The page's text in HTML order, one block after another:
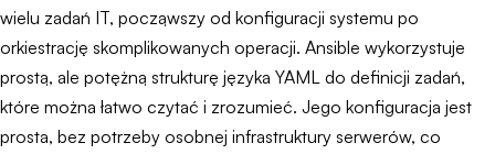
wielu zadań IT, począwszy od konfiguracji systemu po
orkiestrację skomplikowanych operacji. Ansible wykorzystuje
prostą, ale potężną strukturę języka YAML do definicji zadań,
które można łatwo czytać i zrozumieć. Jego konfiguracja jest
prosta, bez potrzeby osobnej infrastruktury serwerów, co